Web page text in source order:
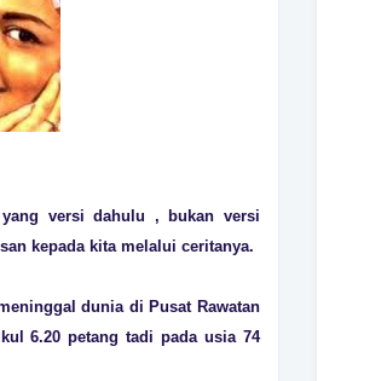
versi dahulu , bukan versi
kepada kita melalui ceritanya.
dunia di Pusat Rawatan
6.20 petang tadi pada usia 74